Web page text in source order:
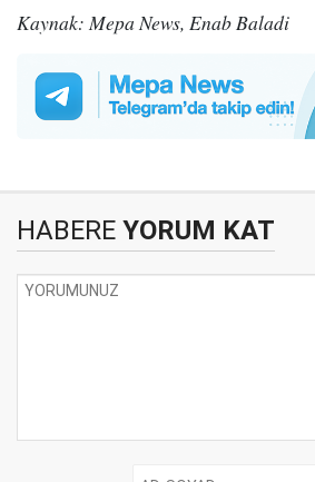
Kaynak: Mepa News, Enab Baladi
HABERE YORUM KAT